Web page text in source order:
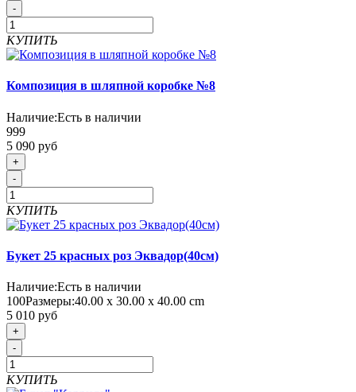
-
КУПИТЬ
Композиция в шляпной коробке №8
Наличие:Есть в наличии
999
5 090 руб
+
-
КУПИТЬ
Букет 25 красных роз Эквадор(40см)
Наличие:Есть в наличии
100Размеры:40.00 х 30.00 х 40.00 cm
5 010 руб
+
-
КУПИТЬ